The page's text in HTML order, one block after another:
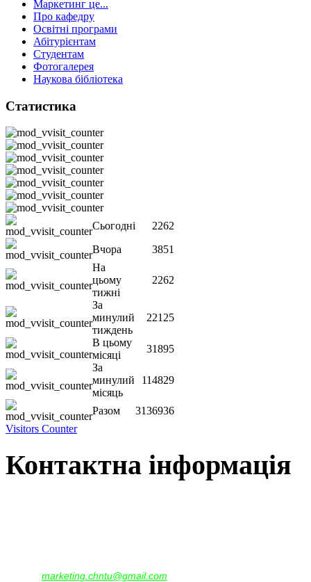
Маркетинг це...
Про кафедру
Освітні програми
Абітурієнтам
Студентам
Фотогалерея
Наукова бібліотека
Статистика
Сьогодні
2262
Вчора
3851
На
цьому
тижні
2262
За
минулий
тиждень
22125
В цьому
місяці
31895
За
минулий
місяць
114829
Разом
3136936
Visitors Counter
Контактна інформація
marketing.chntu@gmail.com